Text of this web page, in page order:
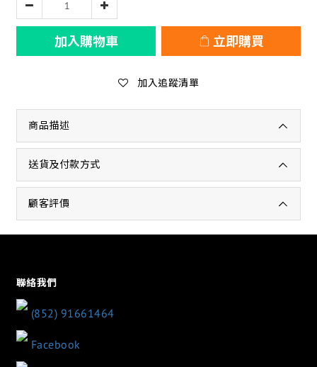
加入購物車 立即購買
加入追蹤清單
商品描述
送貨及付款方式
顧客評價
聯絡我們
(852) 91661464
Facebook